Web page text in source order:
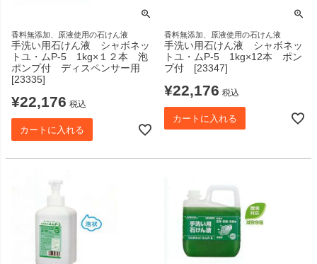
香料無添加、原液使用の石けん液
手洗い用石けん液 シャボネッ
トユ・ムP-5 1kg×１２本 泡
ポンプ付 ディスペンサー用
[23335]
¥22,176 税込
カートに入れる
香料無添加、原液使用の石けん液
手洗い用石けん液 シャボネッ
トユ・ムP-5 1kg×12本 ポン
プ付 [23347]
¥22,176 税込
カートに入れる